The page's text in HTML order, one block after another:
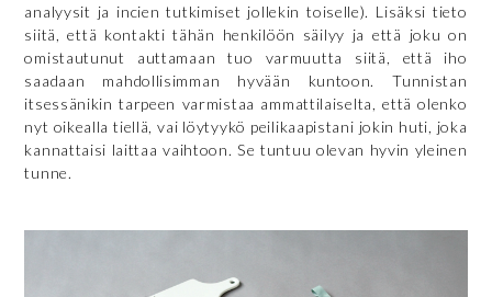
analyysit ja incien tutkimiset jollekin toiselle). Lisäksi tieto
siitä, että kontakti tähän henkilöön säilyy ja että joku on
omistautunut auttamaan tuo varmuutta siitä, että iho
saadaan mahdollisimman hyvään kuntoon. Tunnistan
itsessänikin tarpeen varmistaa ammattilaiselta, että olenko
nyt oikealla tiellä, vai löytyykö peilikaapistani jokin huti, joka
kannattaisi laittaa vaihtoon. Se tuntuu olevan hyvin yleinen
tunne.